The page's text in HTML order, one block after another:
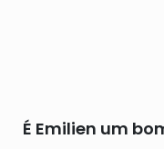
É Emilien um